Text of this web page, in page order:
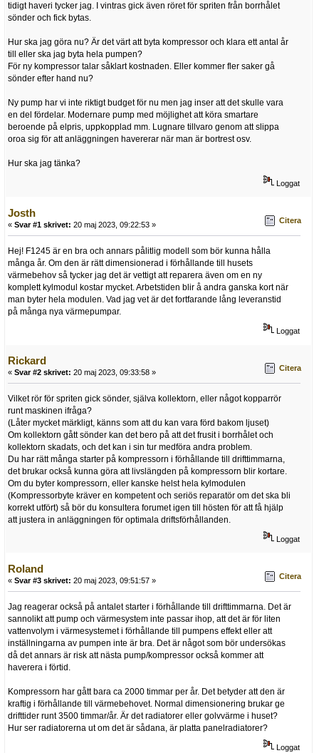
tidigt haveri tycker jag. I vintras gick även röret för spriten från borrhålet
sönder och fick bytas.
Hur ska jag göra nu? Är det värt att byta kompressor och klara ett antal år
till eller ska jag byta hela pumpen?
För ny kompressor talar såklart kostnaden. Eller kommer fler saker gå
sönder efter hand nu?
Ny pump har vi inte riktigt budget för nu men jag inser att det skulle vara
en del fördelar. Modernare pump med möjlighet att köra smartare
beroende på elpris, uppkopplad mm. Lugnare tillvaro genom att slippa
oroa sig för att anläggningen havererar när man är bortrest osv.
Hur ska jag tänka?
Loggat
Josth
« Svar #1 skrivet: 20 maj 2023, 09:22:53 » Citera
Hej! F1245 är en bra och annars pålitlig modell som bör kunna hålla
många år. Om den är rätt dimensionerad i förhållande till husets
värmebehov så tycker jag det är vettigt att reparera även om en ny
komplett kylmodul kostar mycket. Arbetstiden blir å andra ganska kort när
man byter hela modulen. Vad jag vet är det fortfarande lång leveranstid
på många nya värmepumpar.
Loggat
Rickard
« Svar #2 skrivet: 20 maj 2023, 09:33:58 » Citera
Vilket rör för spriten gick sönder, själva kollektorn, eller något kopparrör
runt maskinen ifråga?
(Låter mycket märkligt, känns som att du kan vara förd bakom ljuset)
Om kollektorn gått sönder kan det bero på att det frusit i borrhålet och
kollektorn skadats, och det kan i sin tur medföra andra problem.
Du har rätt många starter på kompressorn i förhållande till drifttimmarna,
det brukar också kunna göra att livslängden på kompressorn blir kortare.
Om du byter kompressorn, eller kanske helst hela kylmodulen
(Kompressorbyte kräver en kompetent och seriös reparatör om det ska bli
korrekt utfört) så bör du konsultera forumet igen till hösten för att få hjälp
att justera in anläggningen för optimala driftsförhållanden.
Loggat
Roland
« Svar #3 skrivet: 20 maj 2023, 09:51:57 » Citera
Jag reagerar också på antalet starter i förhållande till drifttimmarna. Det är
sannolikt att pump och värmesystem inte passar ihop, att det är för liten
vattenvolym i värmesystemet i förhållande till pumpens effekt eller att
inställningarna av pumpen inte är bra. Det är något som bör undersökas
då det annars är risk att nästa pump/kompressor också kommer att
haverera i förtid.
Kompressorn har gått bara ca 2000 timmar per år. Det betyder att den är
kraftig i förhållande till värmebehovet. Normal dimensionering brukar ge
drifttider runt 3500 timmar/år. Är det radiatorer eller golvvärme i huset?
Hur ser radiatorerna ut om det är sådana, är platta panelradiatorer?
Loggat